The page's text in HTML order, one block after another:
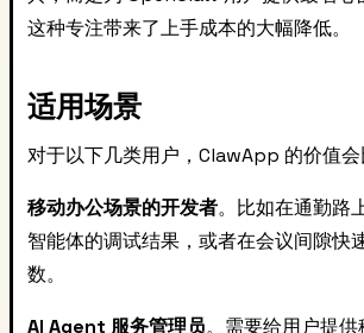
这种专注带来了上手成本的大幅降低。
适用场景
对于以下几类用户，ClawApp 的价值会
移动办公场景的开发者。比如在通勤路
智能体的调试结果，或者在会议间隙快
数。
AI Agent 服务管理员。需要给用户提